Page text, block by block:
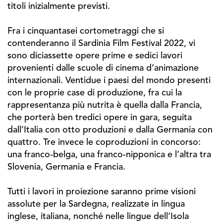
titoli inizialmente previsti.
Fra i cinquantasei cortometraggi che si
contenderanno il Sardinia Film Festival 2022, vi
sono diciassette opere prime e sedici lavori
provenienti dalle scuole di cinema d’animazione
internazionali. Ventidue i paesi del mondo presenti
con le proprie case di produzione, fra cui la
rappresentanza più nutrita è quella dalla Francia,
che porterà ben tredici opere in gara, seguita
dall’Italia con otto produzioni e dalla Germania con
quattro. Tre invece le coproduzioni in concorso:
una franco-belga, una franco-nipponica e l’altra tra
Slovenia, Germania e Francia.
Tutti i lavori in proiezione saranno prime visioni
assolute per la Sardegna, realizzate in lingua
inglese, italiana, nonché nelle lingue dell’Isola